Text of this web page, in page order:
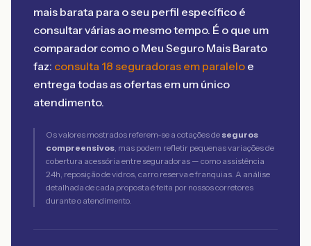
mais barata para o seu perfil específico é
consultar várias ao mesmo tempo. É o que um
comparador como o Meu Seguro Mais Barato
faz: consulta 18 seguradoras em paralelo e
entrega todas as ofertas em um único
atendimento.
Os valores mostrados referem-se a cotações de seguros
compreensivos, mas podem refletir pequenas variações de
cobertura acessória entre seguradoras — como assistência
24h, reposição de vidros, carro reserva e franquias. A análise
detalhada de cada proposta é feita por nossos corretores
durante o atendimento.